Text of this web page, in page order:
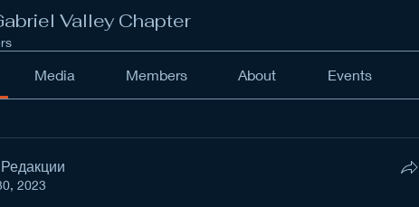
Valley Chapter
Media Members About Events
2023